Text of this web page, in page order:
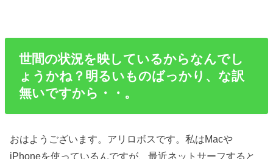
世間の状況を映しているからなんでし
ょうかね？明るいものばっかり、な訳
無いですから・・。
おはようございます。アリロボスです。私はMacや
iPhoneを使っているんですが、最近ネットサーフすると